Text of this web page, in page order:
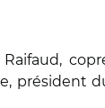
président